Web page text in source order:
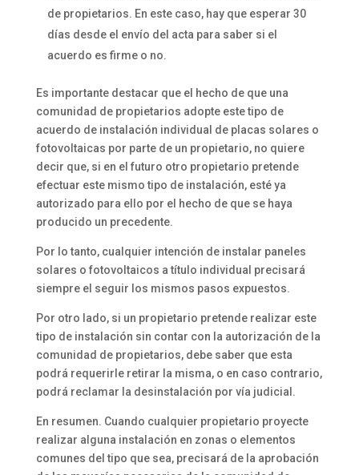
de propietarios. En este caso, hay que esperar 30
días desde el envío del acta para saber si el
acuerdo es firme o no.
Es importante destacar que el hecho de que una
comunidad de propietarios adopte este tipo de
acuerdo de instalación individual de placas solares o
fotovoltaicas por parte de un propietario, no quiere
decir que, si en el futuro otro propietario pretende
efectuar este mismo tipo de instalación, esté ya
autorizado para ello por el hecho de que se haya
producido un precedente.
Por lo tanto, cualquier intención de instalar paneles
solares o fotovoltaicos a título individual precisará
siempre el seguir los mismos pasos expuestos.
Por otro lado, si un propietario pretende realizar este
tipo de instalación sin contar con la autorización de la
comunidad de propietarios, debe saber que esta
podrá requerirle retirar la misma, o en caso contrario,
podrá reclamar la desinstalación por vía judicial.
En resumen. Cuando cualquier propietario proyecte
realizar alguna instalación en zonas o elementos
comunes del tipo que sea, precisará de la aprobación